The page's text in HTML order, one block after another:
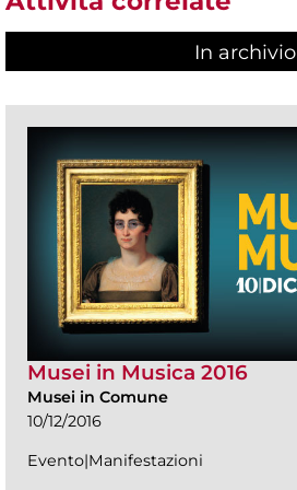
In archivio
Musei in Musica 2016
Musei in Comune
10/12/2016
Evento|Manifestazioni